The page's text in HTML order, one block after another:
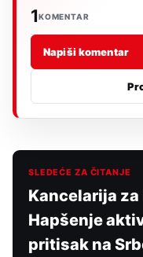
1KOMENTAR
Napiši komentar
SLEDEĆE ZA ČITANJE
Kancelarija
Hapšenje
pritisak na